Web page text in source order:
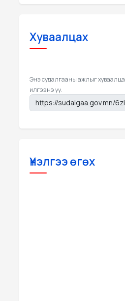
Хуваалцах
Энэ судалгааны ажлыг
илгээнэ үү.
Үнэлгээ өгөх